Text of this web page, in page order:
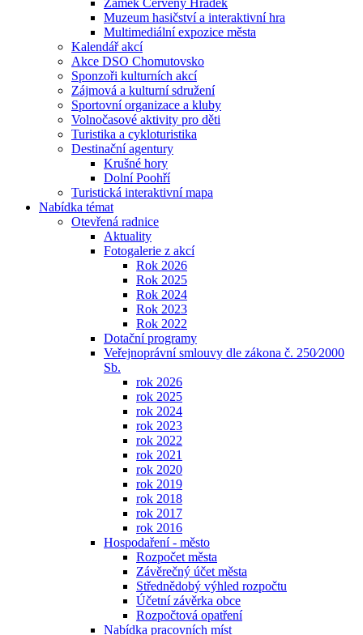
Zámek Červený Hrádek
Muzeum hasičství a interaktivní hra
Multimediální expozice města
Kalendář akcí
Akce DSO Chomutovsko
Sponzoři kulturních akcí
Zájmová a kulturní sdružení
Sportovní organizace a kluby
Volnočasové aktivity pro děti
Turistika a cykloturistika
Destinační agentury
Krušné hory
Dolní Poohří
Turistická interaktivní mapa
Nabídka témat
Otevřená radnice
Aktuality
Fotogalerie z akcí
Rok 2026
Rok 2025
Rok 2024
Rok 2023
Rok 2022
Dotační programy
Veřejnoprávní smlouvy dle zákona č. 250⁄2000
Sb.
rok 2026
rok 2025
rok 2024
rok 2023
rok 2022
rok 2021
rok 2020
rok 2019
rok 2018
rok 2017
rok 2016
Hospodaření - město
Rozpočet města
Závěrečný účet města
Střednědobý výhled rozpočtu
Účetní závěrka obce
Rozpočtová opatření
Nabídka pracovních míst